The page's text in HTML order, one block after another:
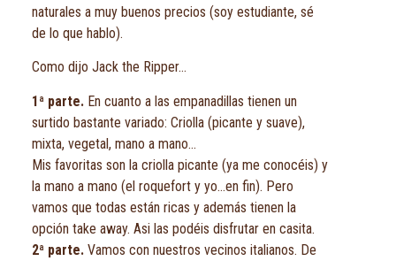
naturales a muy buenos precios (soy estudiante, sé
de lo que hablo).
Como dijo Jack the Ripper…
1ª parte.En cuanto a las empanadillas tienen un
surtido bastante variado: Criolla (picante y suave),
mixta, vegetal, mano a mano…
Mis favoritas son la criolla picante (ya me conocéis) y
la mano a mano (el roquefort y yo…en fin). Pero
vamos que todas están ricas y además tienen la
opción take away. Asi las podéis disfrutar en casita.
2ª parte.Vamos con nuestros vecinos italianos. De